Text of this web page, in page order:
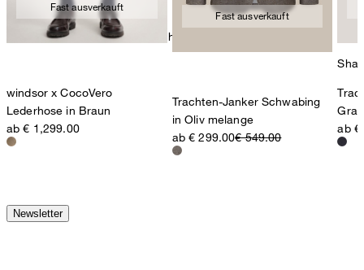
chemische Reinigung mit Perchlorethylen
Fast ausverkauft
windsor x CocoVero
Lederhose in Braun
ab € 1,299.00
Fast ausverkauft
Trachten-Janker Schwabing
in Oliv melange
ab € 299.00€ 549.00
ab €
Newsletter